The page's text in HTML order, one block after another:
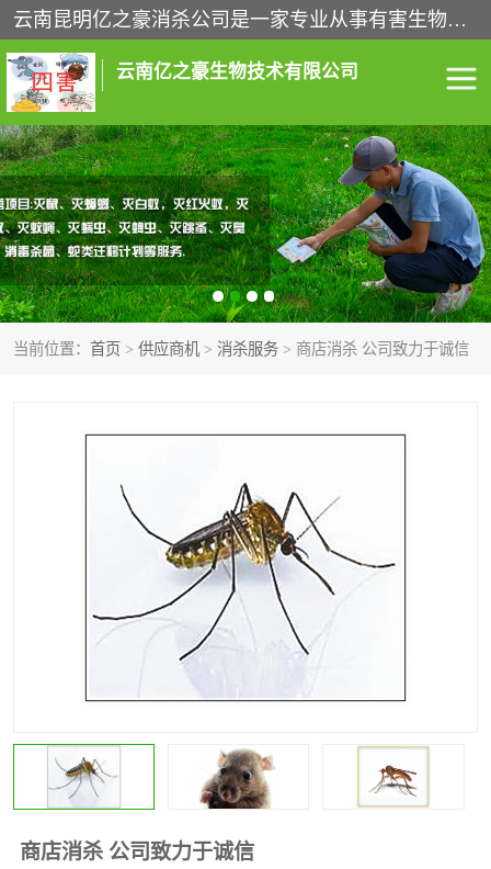
云南昆明亿之豪消杀公司是一家专业从事有害生物防治综合治理的公司，治理服务包括：灭鼠,杀虫,除虫,除蟑螂,白蚁防治,消杀等；安全环保,快速上门,价格透明,完善的售后服务,不影响您的生活工作。
云南亿之豪生物技术有限公司
当前位置： 首页 > 供应商机 > 消杀服务 > 商店消杀 公司致力于诚信
商店消杀 公司致力于诚信
灭鼠服务 杀虫服务
除虫服务 除蟑螂服务
白蚁防治服务 消杀服务
昆明灭老鼠 昆明灭蟑螂
昆明灭红火蚁公司 昆明驱蛇公司